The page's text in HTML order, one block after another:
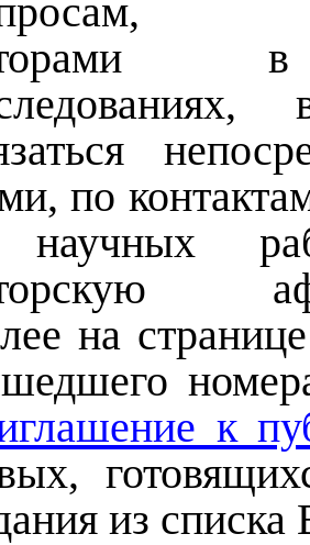
по
на
к
из